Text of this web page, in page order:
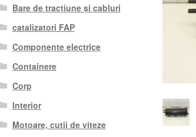
Bare de tracțiune și cabluri
catalizatori FAP
Componente electrice
Containere
Corp
Interior
Motoare, cutii de viteze